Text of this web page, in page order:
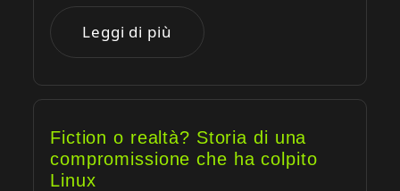
Leggi di più
Fiction o realtà? Storia di una
compromissione che ha colpito
Linux